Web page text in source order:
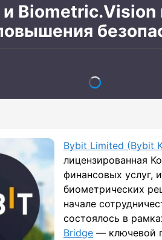
Biometric.Vision
Bybit Limited (Bybit
лицензированная
финансовых услуг,
биометрических
начале
состоялось в
Bridge — ключевой